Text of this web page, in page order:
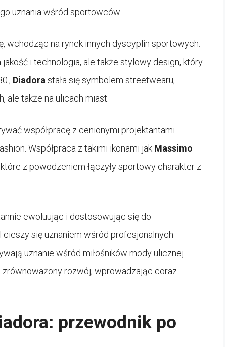
uznania wśród sportowców.
wchodząc na rynek innych dyscyplin sportowych.
i technologia, ale także stylowy design, który
Diadorastała się symbolem streetwearu,
ale także na ulicach miast.
współpracę z cenionymi projektantami
Współpraca z takimi ikonami jak Massimo
z powodzeniem łączyły sportowy charakter z
ewoluując i dostosowując się do
się uznaniem wśród profesjonalnych
uznanie wśród miłośników mody ulicznej.
zrównoważony rozwój, wprowadzając coraz
przewodnik po